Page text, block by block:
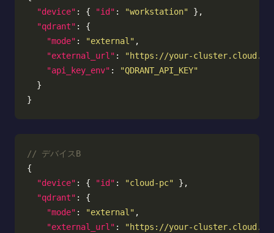
"device" : { "id" : "workstation"
"qdrant"
"mode" : "external"
"external_url" :
"https://your-
"api_key_env" :
"QDRANT_API_KEY"
"device" : { "id" : "cloud-pc"
"qdrant"
"mode" : "external"
"external_url" :
"https://your-